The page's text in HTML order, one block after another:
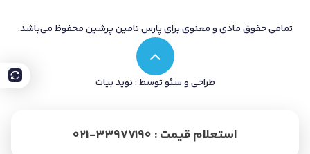
استعلام قیمت : 33977190-021
تمامی حقوق مادی و معنوی برای پارس تامین پرشین محفوظ می‌باشد.
طراحی و سئو توسط : نوید بیات